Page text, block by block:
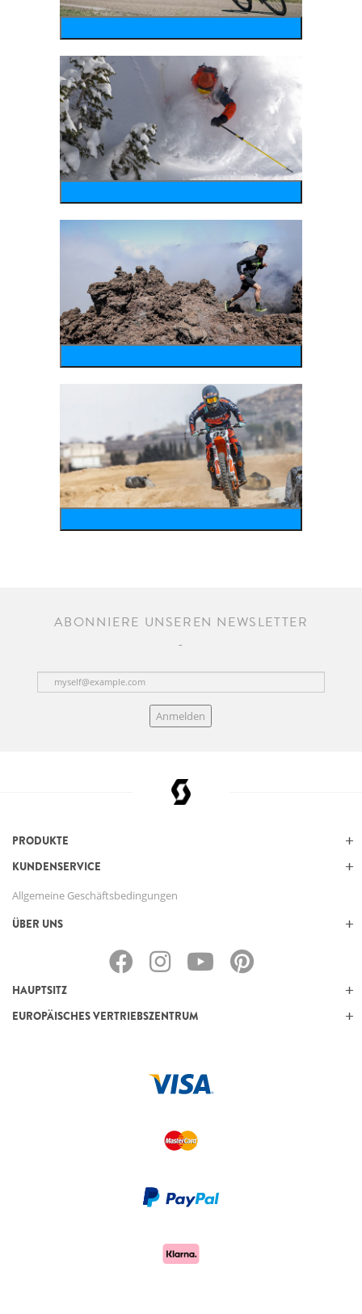
ABONNIERE UNSEREN NEWSLETTER
Anmelden
PRODUKTE
KUNDENSERVICE
Allgemeine Geschäftsbedingungen
ÜBER UNS
HAUPTSITZ
EUROPÄISCHES VERTRIEBSZENTRUM